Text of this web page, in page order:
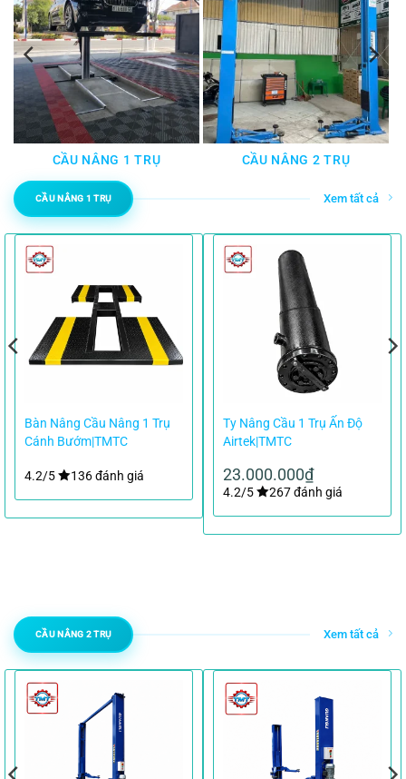
CẦU NÂNG 1 TRỤ CẦU NÂNG 2 TRỤ
CẦU NÂNG 1 TRỤ Xem tất cả
Bàn Nâng Cầu Nâng 1 Trụ
Cánh Bướm|TMTC
4.2/5 136 đánh giá
Ty Nâng Cầu 1 Trụ Ấn Độ
Airtek|TMTC
23.000.000₫
4.2/5 267 đánh giá
CẦU NÂNG 2 TRỤ Xem tất cả